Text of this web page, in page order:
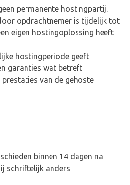
permanente hostingpartij.
opdrachtnemer is tijdelijk tot
eigen hostingoplossing heeft
hostingperiode geeft
garanties wat betreft
prestaties van de gehoste
binnen 14 dagen na
schriftelijk anders